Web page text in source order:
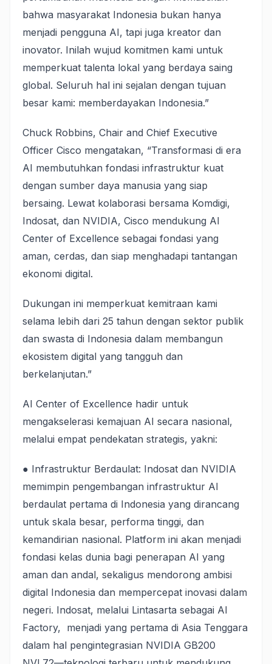
bahwa masyarakat Indonesia bukan hanya
menjadi pengguna AI, tapi juga kreator dan
inovator. Inilah wujud komitmen kami untuk
memperkuat talenta lokal yang berdaya saing
global. Seluruh hal ini sejalan dengan tujuan
besar kami: memberdayakan Indonesia.”
Chuck Robbins, Chair and Chief Executive
Officer Cisco mengatakan, “Transformasi di era
AI membutuhkan fondasi infrastruktur kuat
dengan sumber daya manusia yang siap
bersaing. Lewat kolaborasi bersama Komdigi,
Indosat, dan NVIDIA, Cisco mendukung AI
Center of Excellence sebagai fondasi yang
aman, cerdas, dan siap menghadapi tantangan
ekonomi digital.
Dukungan ini memperkuat kemitraan kami
selama lebih dari 25 tahun dengan sektor publik
dan swasta di Indonesia dalam membangun
ekosistem digital yang tangguh dan
berkelanjutan.”
AI Center of Excellence hadir untuk
mengakselerasi kemajuan AI secara nasional,
melalui empat pendekatan strategis, yakni:
● Infrastruktur Berdaulat: Indosat dan NVIDIA
memimpin pengembangan infrastruktur AI
berdaulat pertama di Indonesia yang dirancang
untuk skala besar, performa tinggi, dan
kemandirian nasional. Platform ini akan menjadi
fondasi kelas dunia bagi penerapan AI yang
aman dan andal, sekaligus mendorong ambisi
digital Indonesia dan mempercepat inovasi dalam
negeri. Indosat, melalui Lintasarta sebagai AI
Factory, menjadi yang pertama di Asia Tenggara
dalam hal pengintegrasian NVIDIA GB200